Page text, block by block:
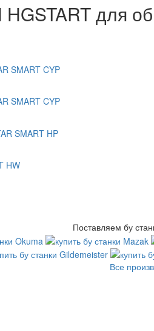
HGSTART для
Поставляем бу
Все